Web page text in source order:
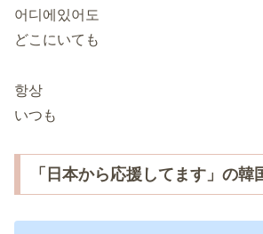
어디에있어도
どこにいても
항상
いつも
「日本から応援してます」の韓